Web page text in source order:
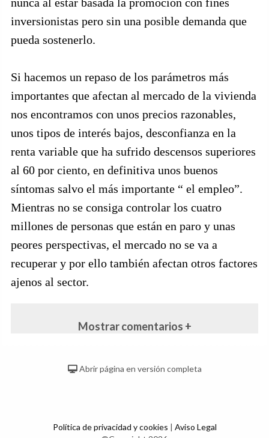
inversionistas pero sin una posible demanda que
pueda sostenerlo.
Si hacemos un repaso de los parámetros más
importantes que afectan al mercado de la vivienda
nos encontramos con unos precios razonables,
unos tipos de interés bajos, desconfianza en la
renta variable que ha sufrido descensos superiores
al 60 por ciento, en definitiva unos buenos
síntomas salvo el más importante “ el empleo”.
Mientras no se consiga controlar los cuatro
millones de personas que están en paro y unas
peores perspectivas, el mercado no se va a
recuperar y por ello también afectan otros factores
ajenos al sector.
Mostrar comentarios +
Abrir página en versión completa
Política de privacidad y cookies | Aviso Legal